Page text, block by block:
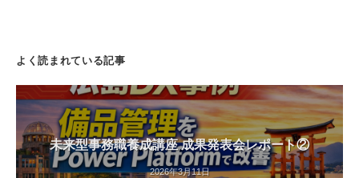
よく読まれている記事
未来型事務職養成講座 成果発表会レポート②
2026年3月11日